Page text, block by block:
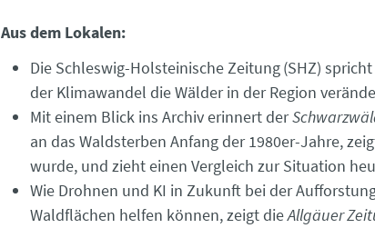
Aus dem Lokalen:
Die Schleswig-Holsteinische Zeitung(SHZ)
der Klimawandel die Wälder in der Region
Mit einem Blick ins Archiv erinnert der
an das Waldsterben Anfang der 1980er-Jahre,
wurde, und zieht einen Vergleich zur Situation
Wie Drohnen und KI in Zukunft bei der
Waldflächen helfen können, zeigt dieAllgäuer